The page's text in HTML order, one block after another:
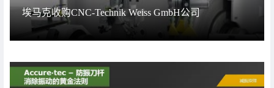
埃马克收购CNC­-Technik Weiss GmbH公司